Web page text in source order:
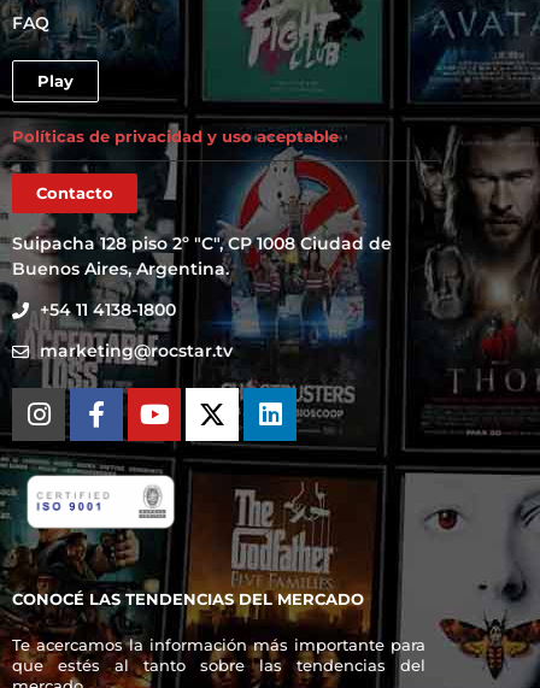
FAQ
Play
Políticas de privacidad y uso aceptable
Contacto
Suipacha 128 piso 2º "C", CP 1008 Ciudad de
Buenos Aires, Argentina.
+54 11 4138-1800
marketing@rocstar.tv
CONOCÉ LAS TENDENCIAS DEL MERCADO
Te acercamos la información más importante para
que estés al tanto sobre las tendencias del